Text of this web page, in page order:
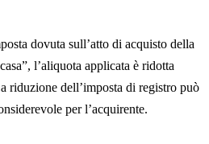
dovuta sull’atto di acquisto della
l’aliquota applicata è ridotta
riduzione dell’imposta di registro può
per l’acquirente.